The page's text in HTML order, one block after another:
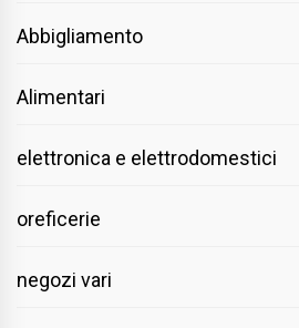
Abbigliamento
Alimentari
elettronica e elettrodomestici
oreficerie
negozi vari